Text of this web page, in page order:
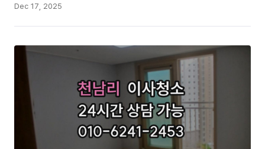
Dec 17, 2025